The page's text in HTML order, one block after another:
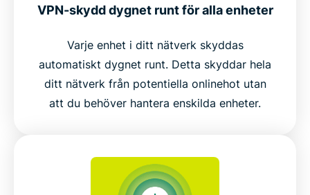
VPN-skydd dygnet runt för alla enheter
Varje enhet i ditt nätverk skyddas
automatiskt dygnet runt. Detta skyddar hela
ditt nätverk från potentiella onlinehot utan
att du behöver hantera enskilda enheter.